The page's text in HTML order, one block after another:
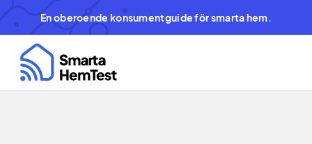
En oberoende konsumentguide för smarta hem.